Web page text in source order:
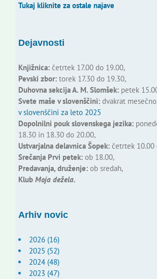
Tukaj kliknite za ostale najave
Dejavnosti
Knjižnica:četrtek 17.00 do 19.00,
Pevski zbor:torek 17.30 do 19.30,
Duhovna sekcija A. M. Slomšek:petek
Svete maše v slovenščini:dvakrat
v slovenščini za leto 2025
Dopolnilni pouk slovenskega jezika:
18.30 in 18.30 do 20.00,
Ustvarjalna delavnica Šopek:četrtek 10.00
Srečanja Prvi petek:ob 18.00,
Predavanja, druženje:ob sredah,
Klub Moja dežela.
Arhiv novic
2026 (16)
2025 (52)
2024 (48)
2023 (47)